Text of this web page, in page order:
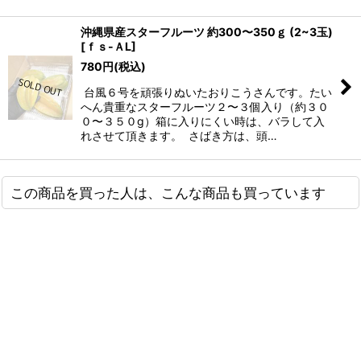
沖縄県産スターフルーツ 約300〜350ｇ (2~3玉)
[ ｆｓ-ＡL]
780円(税込)
台風６号を頑張りぬいたおりこうさんです。たい
へん貴重なスターフルーツ２〜３個入り（約３０
０〜３５０g）箱に入りにくい時は、バラして入
れさせて頂きます。 さばき方は、頭…
この商品を買った人は、こんな商品も買っています